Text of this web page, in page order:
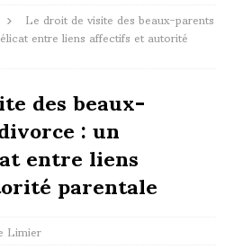
Le droit de visite des beaux-parents
entre liens affectifs et autorité
des beaux-
: un
entre liens
parentale
Limier